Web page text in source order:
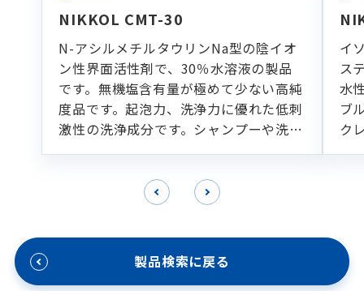
NIKKOL CMT-30
N-アシルメチルタウリンNa型の陰イオ
ン性界面活性剤で、30％水溶液の製品
です。無機塩含有量が極めて少ない高純
度品です。起泡力、洗浄力に優れた低刺
激性の洗浄成分です。シャンプーや洗顔
フォームなどの各種洗浄製剤に適してい
イ
ス
水
ブ
ク
製品検索に戻る